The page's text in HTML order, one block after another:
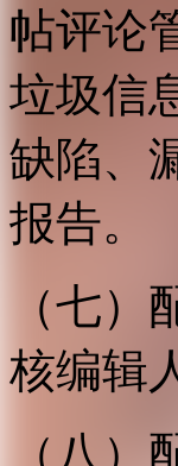
帖评论
垃圾信
缺陷、
报告。
（七
核编辑
（八